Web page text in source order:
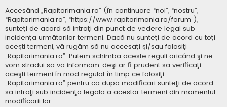
t
Accesând „Rapitorimania.ro” (în continuare “noi”, “nostru”,
“Rapitorimania.ro”, “https://www.rapitorimania.ro/forum”),
sunteţi de acord să intraţi din punct de vedere legal sub
incidenţa următorilor termeni. Dacă nu sunteţi de acord cu toţi
aceşti termeni, vă rugăm să nu accesaţi şi/sau folosiţi
„Rapitorimania.ro”. Putem schimba aceste reguli oricând şi ne
vom strădui să vă informăm, deşi ar fi prudent să verificaţi
aceşti termeni în mod regulat în timp ce folosiţi
„Rapitorimania.ro” pentru că după modificări sunteţi de acord
să intraţi sub incidenţa legală a acestor termeni din momentul
modificării lor.